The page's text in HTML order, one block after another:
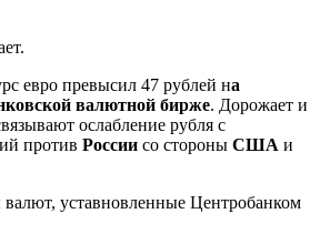
евро превысил 47 рублей на
валютной бирже. Дорожает и
ослабление рубля с
против России со стороны США и
уставновленные Центробанком